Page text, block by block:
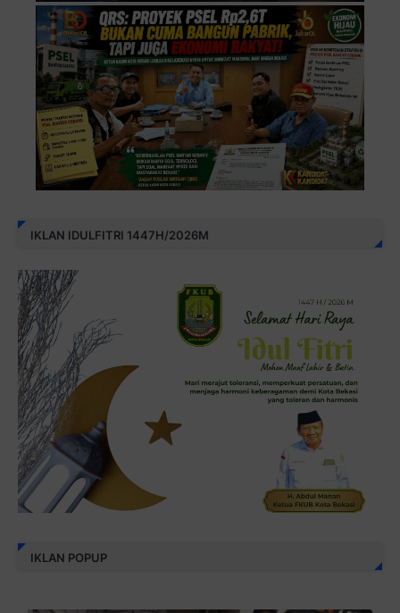
IKLAN IDULFITRI 1447H/2026M
IKLAN POPUP